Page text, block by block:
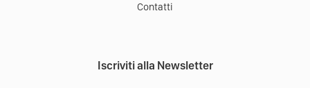
Contatti
Iscriviti alla Newsletter